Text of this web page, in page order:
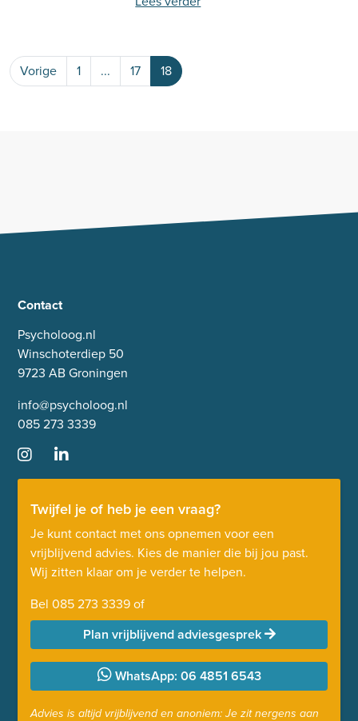
Vorige 1 ... 17 18
Contact
Psycholoog.nl
Winschoterdiep 50
9723 AB Groningen
info@psycholoog.nl
085 273 3339
Twijfel je of heb je een vraag?
Je kunt contact met ons opnemen voor een
vrijblijvend advies. Kies de manier die bij jou past.
Wij zitten klaar om je verder te helpen.
Bel 085 273 3339of
Plan vrijblijvend adviesgesprek
WhatsApp: 06 4851 6543
Advies is altijd vrijblijvend en anoniem: Je zit nergens aan